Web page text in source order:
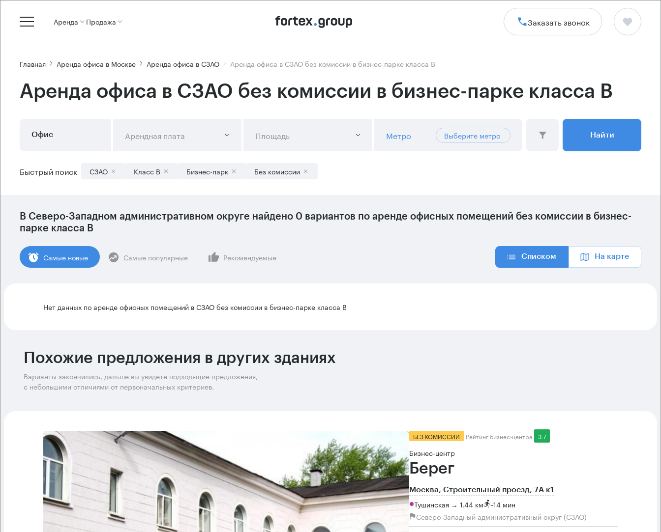
Аренда Продажа Заказать звонок
Главная Аренда офиса в Москве Аренда офиса в СЗАО Аренда офиса в СЗАО без комиссии в бизнес-парке класса B
Аренда офиса в СЗАО без комиссии в бизнес-парке класса B
Офис Арендная плата Площадь Метро Выберите метро Найти
Быстрый поиск СЗАО Класс B Бизнес-парк Без комиссии
В Северо-Западном административном округе найдено 0 вариантов по аренде офисных помещений без комиссии в бизнес-
парке класса B
Cамые новые Самые популярные Рекомендуемые Списком На карте
Нет данных по аренде офисных помещений в СЗАО без комиссии в бизнес-парке класса B
Похожие предложения в других зданиях
Варианты закончились, дальше вы увидете подходящие предложения,
с небольшими отличиями от первоначальных критериев.
БЕЗ КОМИССИИ Рейтинг бизнес-центра 3.7
Бизнес-центр
Берег
Москва, Строительный проезд, 7А к1
Тушинская → 1.44 км ~14 мин
Северо-Западный административный округ (СЗАО)